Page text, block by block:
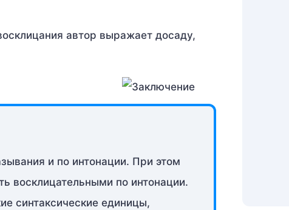
автор выражает досаду,
и по интонации. При этом
восклицательными по интонации.
синтаксические единицы,